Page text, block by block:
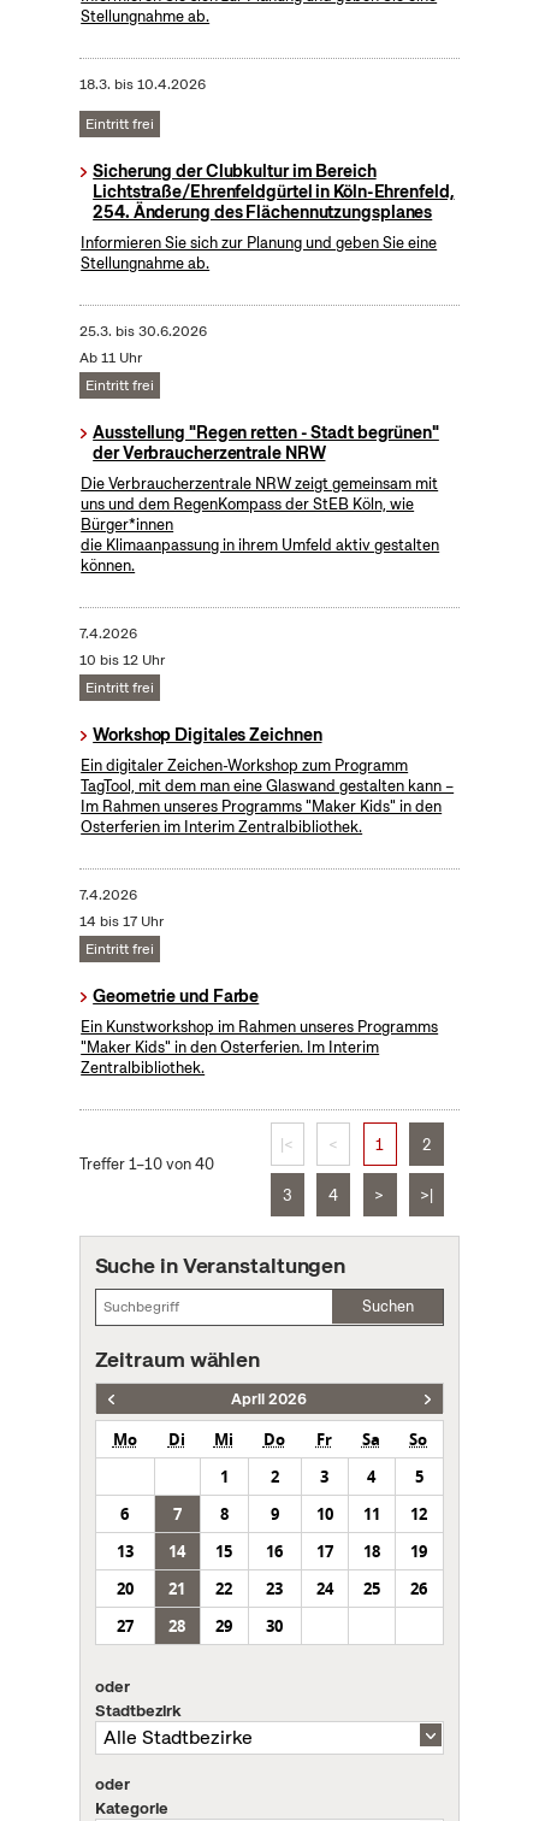
Stellungnahme ab.
18.3. bis10.4.2026
Eintritt frei
Sicherung der Clubkultur im Bereich
Lichtstraße/Ehrenfeldgürtel in Köln-Ehrenfeld,
254. Änderung des Flächennutzungsplanes
Informieren Sie sich zur Planung und geben Sie eine
Stellungnahme ab.
25.3. bis30.6.2026
Ab 11 Uhr
Eintritt frei
Ausstellung "Regen retten - Stadt begrünen"
der Verbraucherzentrale NRW
Die Verbraucherzentrale NRW zeigt gemeinsam mit
uns und dem RegenKompass der StEB Köln, wie
Bürger*innen
die Klimaanpassung in ihrem Umfeld aktiv gestalten
können.
7.4.2026
10 bis 12 Uhr
Eintritt frei
Workshop Digitales Zeichnen
Ein digitaler Zeichen-Workshop zum Programm
TagTool, mit dem man eine Glaswand gestalten kann –
Im Rahmen unseres Programms "Maker Kids" in den
Osterferien im Interim Zentralbibliothek.
7.4.2026
14 bis 17 Uhr
Eintritt frei
Geometrie und Farbe
Ein Kunstworkshop im Rahmen unseres Programms
"Maker Kids" in den Osterferien. Im Interim
Zentralbibliothek.
Treffer 1–10 von 40
|< < 1 2
3 4 > >|
Suche in Veranstaltungen
Suchen
Zeitraum wählen
April 2026
Mo Di Mi Do Fr Sa
So
1
2 3 4
5
6
7 8 9 10 11
12
13
14 15 16 17 18
19
20
21 22 23 24 25
26
27
28 29 30
oder
Stadtbezirk
oder
Kategorie